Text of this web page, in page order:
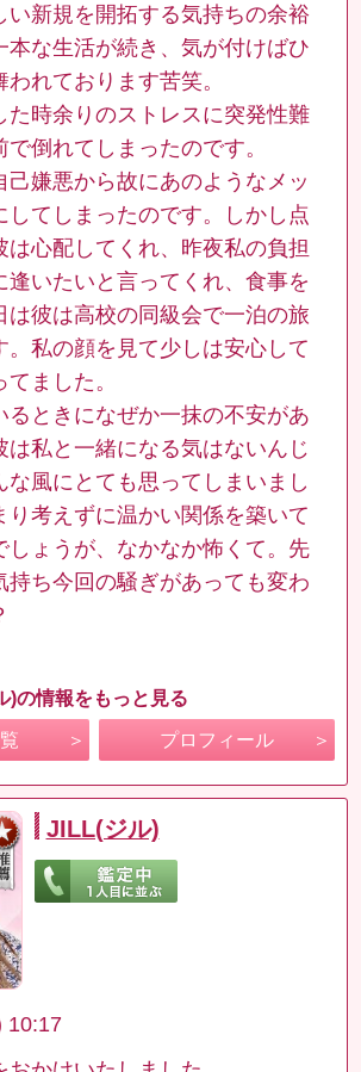
い新規を開拓する気持ちの余裕
本な生活が続き、気が付けばひ
れております苦笑。
た時余りのストレスに突発性難
倒れてしまったのです。
己嫌悪から故にあのようなメッ
てしまったのです。しかし点
は心配してくれ、昨夜私の負担
逢いたいと言ってくれ、食事を
は彼は高校の同級会で一泊の旅
。私の顔を見て少しは安心して
ました。
るときになぜか一抹の不安があ
は私と一緒になる気はないんじ
な風にとても思ってしまいまし
り考えずに温かい関係を築いて
しょうが、なかなか怖くて。先
持ち今回の騒ぎがあっても変わ
)の情報をもっと見る
プロフィール
JILL(ジル)
10:17